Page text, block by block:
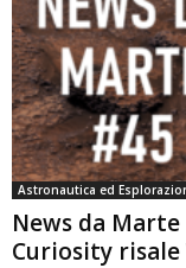
Astronautica ed
News da
Curiosity risale